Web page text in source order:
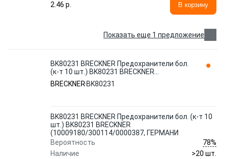
2.46 p.
В корзину
Показать еще 1 предложение
BK80231 BRECKNER Предохранители бол.
(к-т 10 шт.) BK80231 BRECKNER
(10009180/300114/0000387, ГЕРМАНИ
BRECKNER BK80231
BK80231 BRECKNER Предохранители бол. (к-т 10
шт.) BK80231 BRECKNER
(10009180/300114/0000387, ГЕРМАНИ
Вероятность
78%
Наличие
>20 шт.